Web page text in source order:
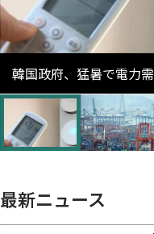
韓国政府、猛暑で電力
高更新の可能性に需給
検
最新ニュース